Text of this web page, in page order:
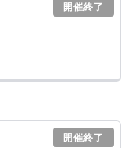
開催終了
開催終了